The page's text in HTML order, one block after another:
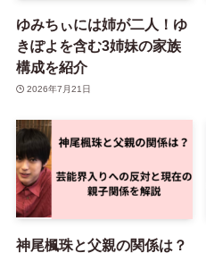
ゆみちぃには姉が二人！ゆ
きぽよを含む3姉妹の家族
構成を紹介
2026年7月21日
神尾楓珠と父親の関係は？